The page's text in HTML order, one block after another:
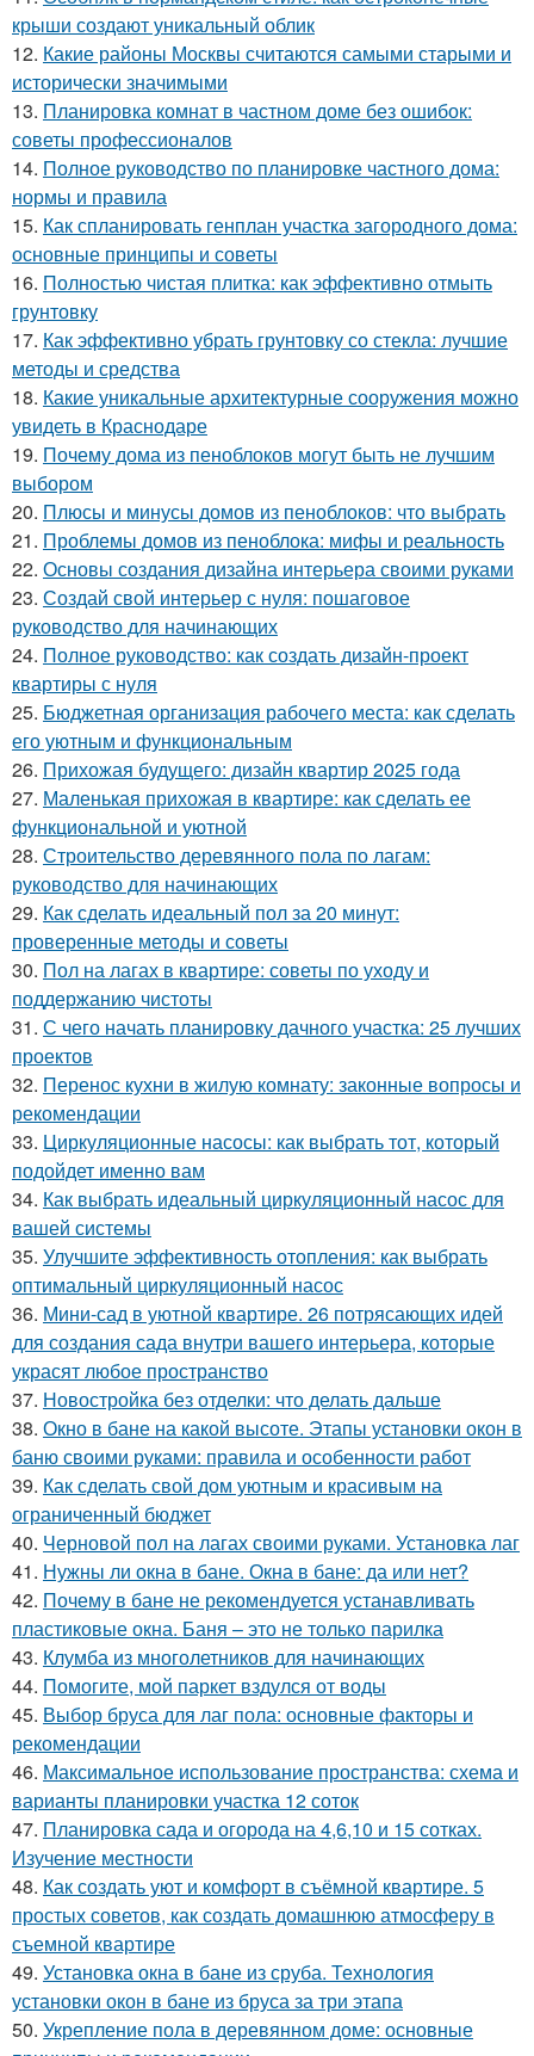
крыши создают уникальный облик
12. Какие районы Москвы считаются самыми старыми и
исторически значимыми
13. Планировка комнат в частном доме без ошибок:
советы профессионалов
14. Полное руководство по планировке частного дома:
нормы и правила
15. Как спланировать генплан участка загородного дома:
основные принципы и советы
16. Полностью чистая плитка: как эффективно отмыть
грунтовку
17. Как эффективно убрать грунтовку со стекла: лучшие
методы и средства
18. Какие уникальные архитектурные сооружения можно
увидеть в Краснодаре
19. Почему дома из пеноблоков могут быть не лучшим
выбором
20. Плюсы и минусы домов из пеноблоков: что выбрать
21. Проблемы домов из пеноблока: мифы и реальность
22. Основы создания дизайна интерьера своими руками
23. Создай свой интерьер с нуля: пошаговое
руководство для начинающих
24. Полное руководство: как создать дизайн-проект
квартиры с нуля
25. Бюджетная организация рабочего места: как сделать
его уютным и функциональным
26. Прихожая будущего: дизайн квартир 2025 года
27. Маленькая прихожая в квартире: как сделать ее
функциональной и уютной
28. Строительство деревянного пола по лагам:
руководство для начинающих
29. Как сделать идеальный пол за 20 минут:
проверенные методы и советы
30. Пол на лагах в квартире: советы по уходу и
поддержанию чистоты
31. С чего начать планировку дачного участка: 25 лучших
проектов
32. Перенос кухни в жилую комнату: законные вопросы и
рекомендации
33. Циркуляционные насосы: как выбрать тот, который
подойдет именно вам
34. Как выбрать идеальный циркуляционный насос для
вашей системы
35. Улучшите эффективность отопления: как выбрать
оптимальный циркуляционный насос
36. Мини-сад в уютной квартире. 26 потрясающих идей
для создания сада внутри вашего интерьера, которые
украсят любое пространство
37. Новостройка без отделки: что делать дальше
38. Окно в бане на какой высоте. Этапы установки окон в
баню своими руками: правила и особенности работ
39. Как сделать свой дом уютным и красивым на
ограниченный бюджет
40. Черновой пол на лагах своими руками. Установка лаг
41. Нужны ли окна в бане. Окна в бане: да или нет?
42. Почему в бане не рекомендуется устанавливать
пластиковые окна. Баня – это не только парилка
43. Клумба из многолетников для начинающих
44. Помогите, мой паркет вздулся от воды
45. Выбор бруса для лаг пола: основные факторы и
рекомендации
46. Максимальное использование пространства: схема и
варианты планировки участка 12 соток
47. Планировка сада и огорода на 4,6,10 и 15 сотках.
Изучение местности
48. Как создать уют и комфорт в съёмной квартире. 5
простых советов, как создать домашнюю атмосферу в
съемной квартире
49. Установка окна в бане из сруба. Технология
установки окон в бане из бруса за три этапа
50. Укрепление пола в деревянном доме: основные